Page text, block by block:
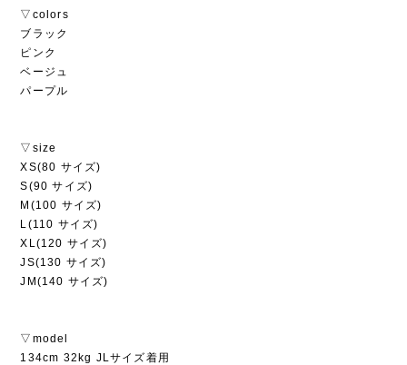
▽colors
ブラック
ピンク
ベージュ
パープル
▽size
XS(80 サイズ)
S(90 サイズ)
M(100 サイズ)
L(110 サイズ)
XL(120 サイズ)
JS(130 サイズ)
JM(140 サイズ)
▽model
134cm 32kg JLサイズ着用